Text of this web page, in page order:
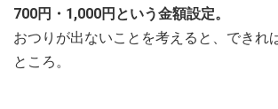
700円・1,000円という金額設定。
おつりが出ないことを考えると、できれ
ところ。